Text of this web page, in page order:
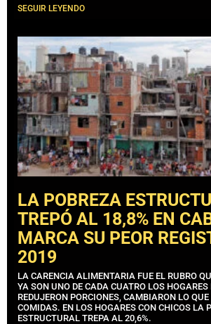
SEGUIR LEYENDO
LA POBREZA
TREPÓ AL 18,8% EN
MARCA SU PEOR
2019
LA CARENCIA ALIMENTARIA FUE EL RUBRO
YA SON UNO DE CADA CUATRO LOS HOGARES
REDUJERON PORCIONES, CAMBIARON LO
COMIDAS. EN LOS HOGARES CON CHICOS LA
ESTRUCTURAL TREPA AL 20,6%.